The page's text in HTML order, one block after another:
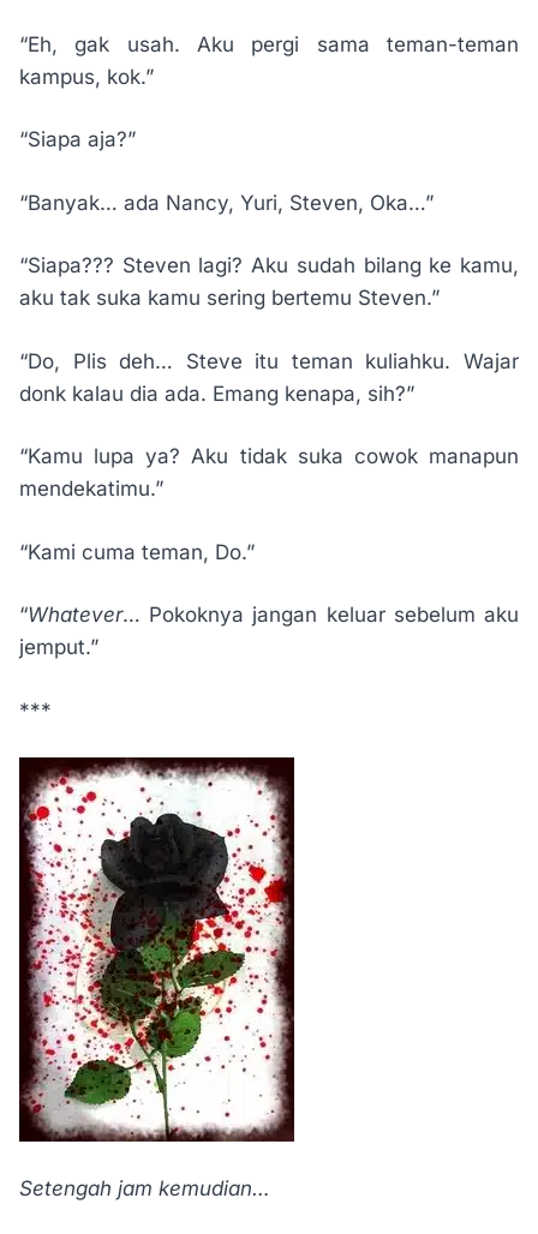
“Eh, gak usah. Aku pergi sama teman-teman
kampus, kok.”
“Siapa aja?”
“Banyak… ada Nancy, Yuri, Steven, Oka…”
“Siapa??? Steven lagi? Aku sudah bilang ke kamu,
aku tak suka kamu sering bertemu Steven.”
“Do, Plis deh… Steve itu teman kuliahku. Wajar
donk kalau dia ada. Emang kenapa, sih?”
“Kamu lupa ya? Aku tidak suka cowok manapun
mendekatimu.”
“Kami cuma teman, Do.”
“Whatever… Pokoknya jangan keluar sebelum aku
jemput.”
***
Setengah jam kemudian…